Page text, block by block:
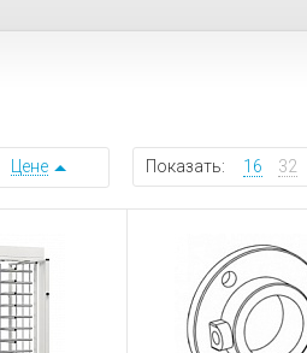
Показать: 16 32
Цене